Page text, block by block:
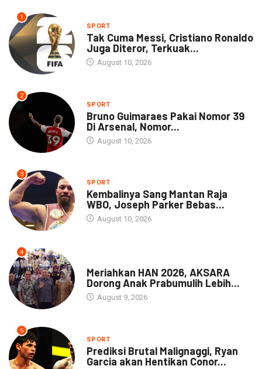
1
SPORT
Tak Cuma Messi, Cristiano Ronaldo
Juga Diteror, Terkuak...
August 10, 2026
2
SPORT
Bruno Guimaraes Pakai Nomor 39
Di Arsenal, Nomor...
August 10, 2026
3
SPORT
Kembalinya Sang Mantan Raja
WBO, Joseph Parker Bebas...
August 10, 2026
4
Meriahkan HAN 2026, AKSARA
Dorong Anak Prabumulih Lebih...
August 9, 2026
5
SPORT
Prediksi Brutal Malignaggi, Ryan
Garcia akan Hentikan Conor...